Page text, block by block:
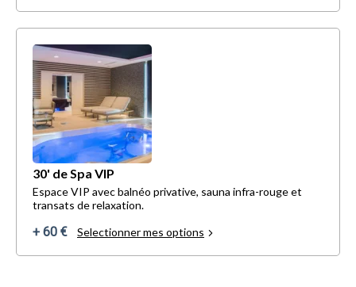
30' de Spa VIP
Espace VIP avec balnéo privative, sauna infra-rouge et
transats de relaxation.
+ 60 € Selectionner mes options